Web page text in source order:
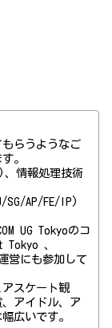
らうようなご
。
、情報処理技術
SG/AP/FE/IP)
UG Tokyoのコ
、
営にも参加して
スケート観
アイドル、ア
広いです。